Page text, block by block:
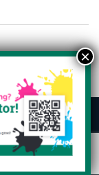
Searchtrends